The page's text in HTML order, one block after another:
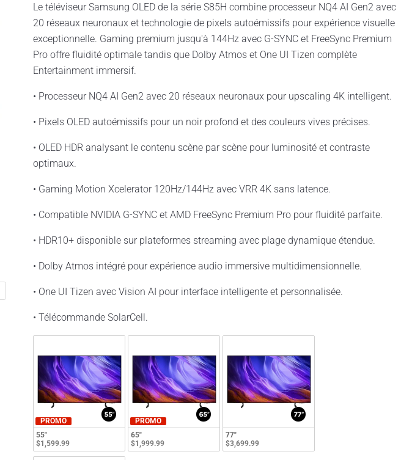
Le téléviseur Samsung OLED de la série S85H combine processeur NQ4 AI Gen2 avec
20 réseaux neuronaux et technologie de pixels autoémissifs pour expérience visuelle
exceptionnelle. Gaming premium jusqu'à 144Hz avec G-SYNC et FreeSync Premium
Pro offre fluidité optimale tandis que Dolby Atmos et One UI Tizen complète
Entertainment immersif.
• Processeur NQ4 AI Gen2 avec 20 réseaux neuronaux pour upscaling 4K intelligent.
• Pixels OLED autoémissifs pour un noir profond et des couleurs vives précises.
• OLED HDR analysant le contenu scène par scène pour luminosité et contraste
optimaux.
• Gaming Motion Xcelerator 120Hz/144Hz avec VRR 4K sans latence.
• Compatible NVIDIA G-SYNC et AMD FreeSync Premium Pro pour fluidité parfaite.
• HDR10+ disponible sur plateformes streaming avec plage dynamique étendue.
• Dolby Atmos intégré pour expérience audio immersive multidimensionnelle.
• One UI Tizen avec Vision AI pour interface intelligente et personnalisée.
• Télécommande SolarCell.
PROMO
55"
$1,599.99
PROMO
65"
$1,999.99
77"
$3,699.99